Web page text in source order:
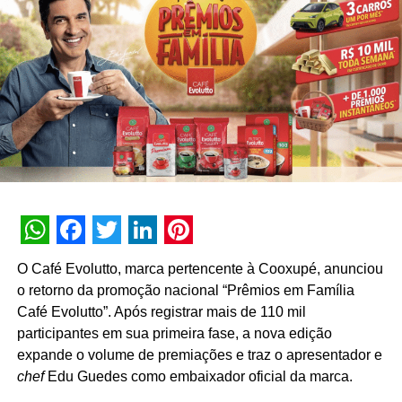
boletos e saques por QR Code na rede Banco 24horas.
“Nos últimos meses, mais de 300 mil parceiros da Uber já
usufruem das vantagens da Uber Conta. Agora, com a
disponibilização da conta digital para todos os parceiros
elegíveis, eles têm acesso a um produto ágil, seguro e
prático que vai em linha com a missão que o Digio tem
como bantech: transformar a vida financeira dos
brasileiros”, ressalta Eid Tayar, Superintendente Executivo
A conta digital é livre de mensalidade e possui um cartão
14 milhões de estabelecimentos no Brasil. Além de contar
com um cartão virtual para realização de compras online,
ter função de pagamento por aproximação com a
tecnologia contactless e poder ser cadastrado no
pagamento de aplicativos de músicas, filmes, séries e
entregas.
WhatsApp
Facebook
Twitter
LinkedIn
Pinterest
O Café Evolutto, marca pertencente à Cooxupé, anunciou
o retorno da promoção nacional “Prêmios em Família
Café Evolutto”. Após registrar mais de 110 mil
participantes em sua primeira fase, a nova edição
expande o volume de premiações e traz o apresentador e
chefEdu Guedes como embaixador oficial da marca.